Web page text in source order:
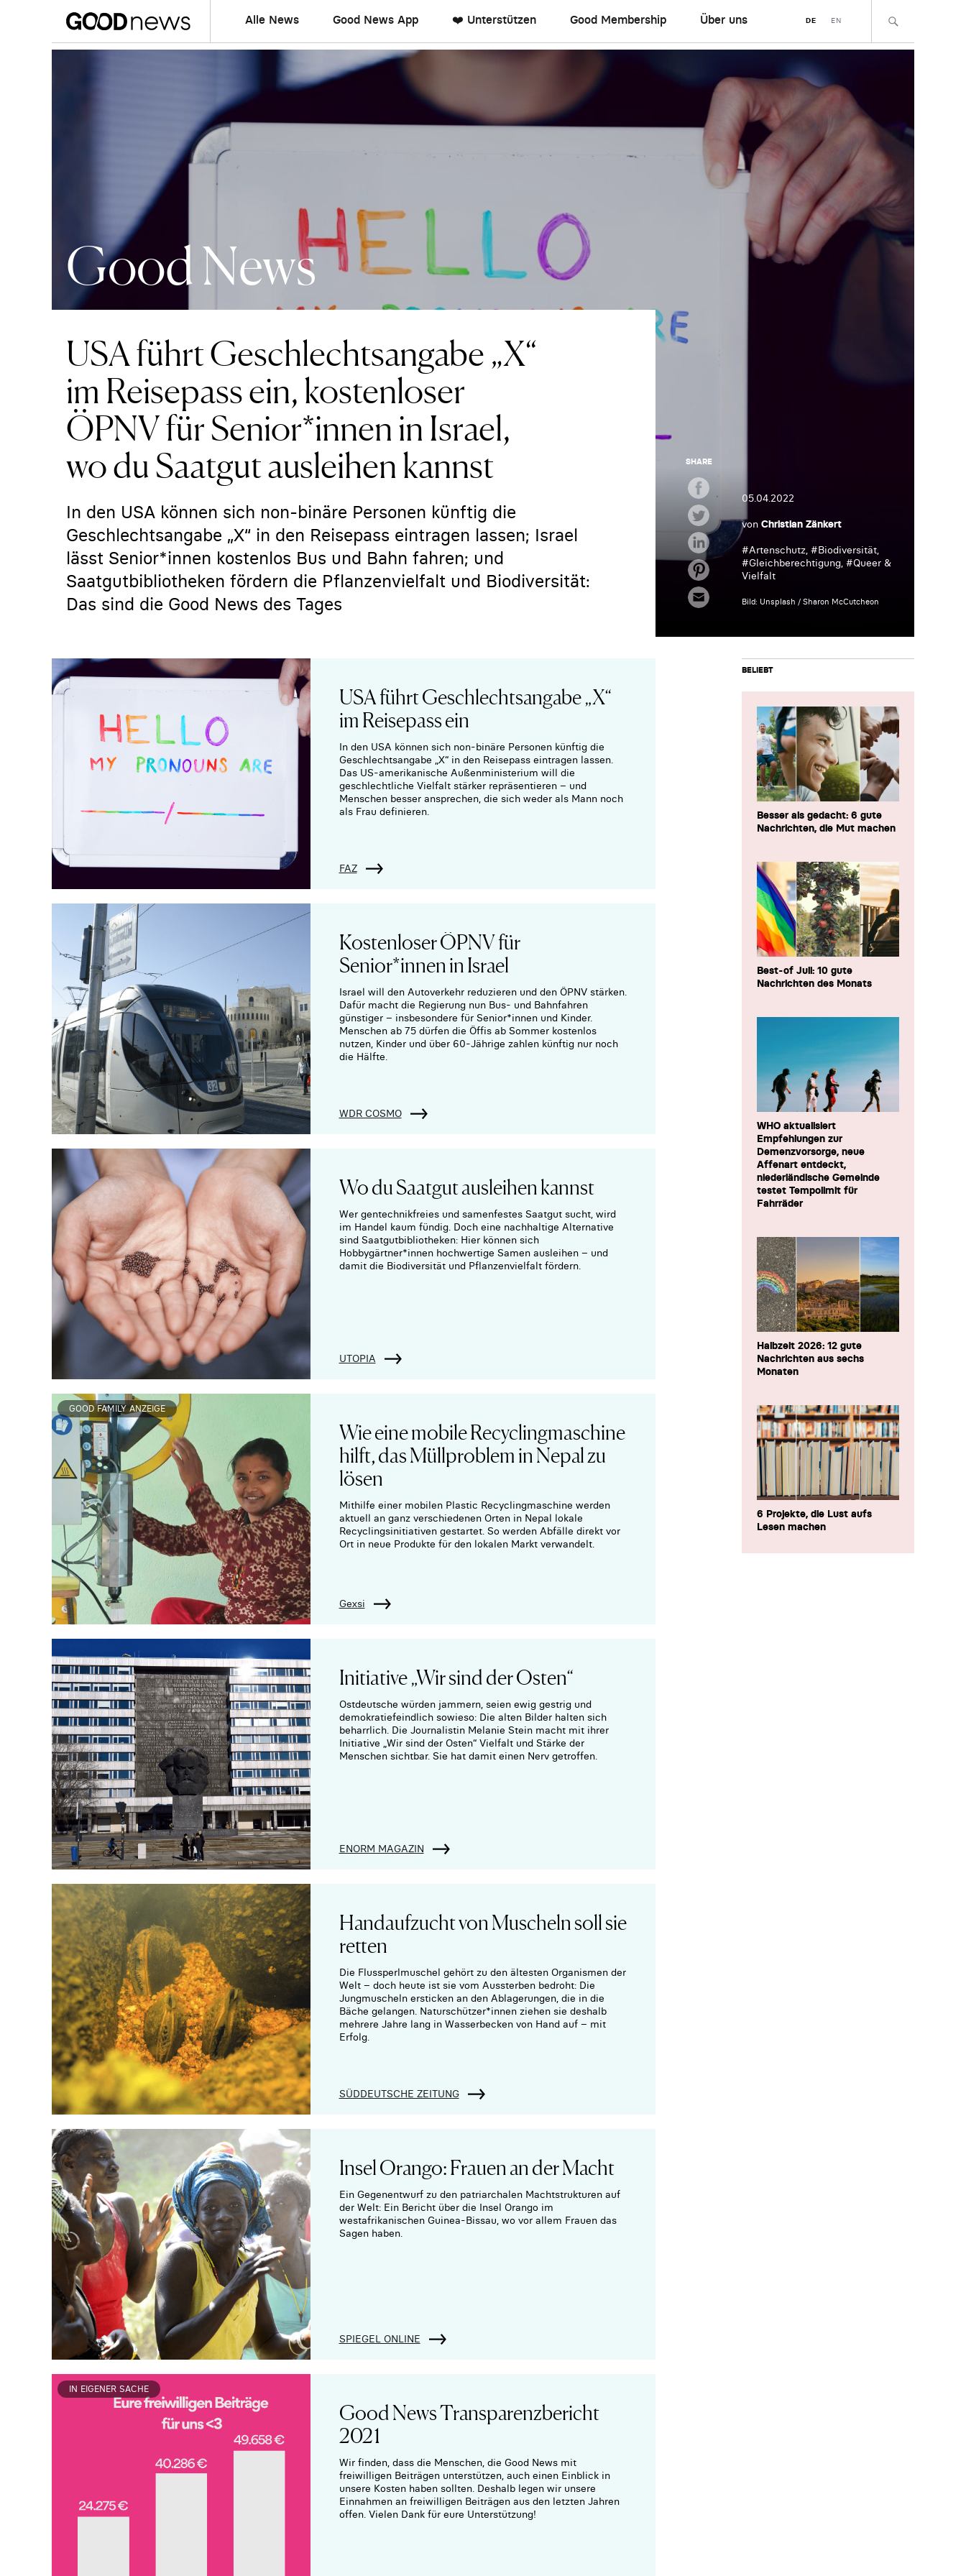
Alle News Good News App ❤️ Unterstützen Good Membership Über uns DE EN
Good News
USA führt Geschlechtsangabe „X“
im Reisepass ein, kostenloser
ÖPNV für Senior*innen in Israel,
wo du Saatgut ausleihen kannst
In den USA können sich non-binäre Personen künftig die
Geschlechtsangabe „X“ in den Reisepass eintragen lassen; Israel
lässt Senior*innen kostenlos Bus und Bahn fahren; und
Saatgutbibliotheken fördern die Pflanzenvielfalt und Biodiversität:
Das sind die Good News des Tages
SHARE
05.04.2022
von Christian Zänkert
#Artenschutz, #Biodiversität,
#Gleichberechtigung, #Queer &
Vielfalt
Bild: Unsplash / Sharon McCutcheon
USA führt Geschlechtsangabe „X“
im Reisepass ein
In den USA können sich non-binäre Personen künftig die
Geschlechtsangabe „X“ in den Reisepass eintragen lassen.
Das US-amerikanische Außenministerium will die
geschlechtliche Vielfalt stärker repräsentieren – und
Menschen besser ansprechen, die sich weder als Mann noch
als Frau definieren.
FAZ
Kostenloser ÖPNV für
Senior*innen in Israel
Israel will den Autoverkehr reduzieren und den ÖPNV stärken.
Dafür macht die Regierung nun Bus- und Bahnfahren
günstiger – insbesondere für Senior*innen und Kinder.
Menschen ab 75 dürfen die Öffis ab Sommer kostenlos
nutzen, Kinder und über 60-Jährige zahlen künftig nur noch
die Hälfte.
WDR COSMO
Wo du Saatgut ausleihen kannst
Wer gentechnikfreies und samenfestes Saatgut sucht, wird
im Handel kaum fündig. Doch eine nachhaltige Alternative
sind Saatgutbibliotheken: Hier können sich
Hobbygärtner*innen hochwertige Samen ausleihen – und
damit die Biodiversität und Pflanzenvielfalt fördern.
UTOPIA
GOOD FAMILY ANZEIGE
Wie eine mobile Recyclingmaschine
hilft, das Müllproblem in Nepal zu
lösen
Mithilfe einer mobilen Plastic Recyclingmaschine werden
aktuell an ganz verschiedenen Orten in Nepal lokale
Recyclingsinitiativen gestartet. So werden Abfälle direkt vor
Ort in neue Produkte für den lokalen Markt verwandelt.
Gexsi
Initiative „Wir sind der Osten“
Ostdeutsche würden jammern, seien ewig gestrig und
demokratiefeindlich sowieso: Die alten Bilder halten sich
beharrlich. Die Journalistin Melanie Stein macht mit ihrer
Initiative „Wir sind der Osten“ Vielfalt und Stärke der
Menschen sichtbar. Sie hat damit einen Nerv getroffen.
ENORM MAGAZIN
Handaufzucht von Muscheln soll sie
retten
Die Flussperlmuschel gehört zu den ältesten Organismen der
Welt – doch heute ist sie vom Aussterben bedroht: Die
Jungmuscheln ersticken an den Ablagerungen, die in die
Bäche gelangen. Naturschützer*innen ziehen sie deshalb
mehrere Jahre lang in Wasserbecken von Hand auf – mit
Erfolg.
SÜDDEUTSCHE ZEITUNG
Insel Orango: Frauen an der Macht
Ein Gegenentwurf zu den patriarchalen Machtstrukturen auf
der Welt: Ein Bericht über die Insel Orango im
westafrikanischen Guinea-Bissau, wo vor allem Frauen das
Sagen haben.
SPIEGEL ONLINE
IN EIGENER SACHE
Good News Transparenzbericht
2021
Wir finden, dass die Menschen, die Good News mit
freiwilligen Beiträgen unterstützen, auch einen Einblick in
unsere Kosten haben sollten. Deshalb legen wir unsere
Einnahmen an freiwilligen Beiträgen aus den letzten Jahren
offen. Vielen Dank für eure Unterstützung!
BELIEBT
Besser als gedacht: 6 gute
Nachrichten, die Mut machen
Best-of Juli: 10 gute
Nachrichten des Monats
WHO aktualisiert
Empfehlungen zur
Demenzvorsorge, neue
Affenart entdeckt,
niederländische Gemeinde
testet Tempolimit für
Fahrräder
Halbzeit 2026: 12 gute
Nachrichten aus sechs
Monaten
6 Projekte, die Lust aufs
Lesen machen